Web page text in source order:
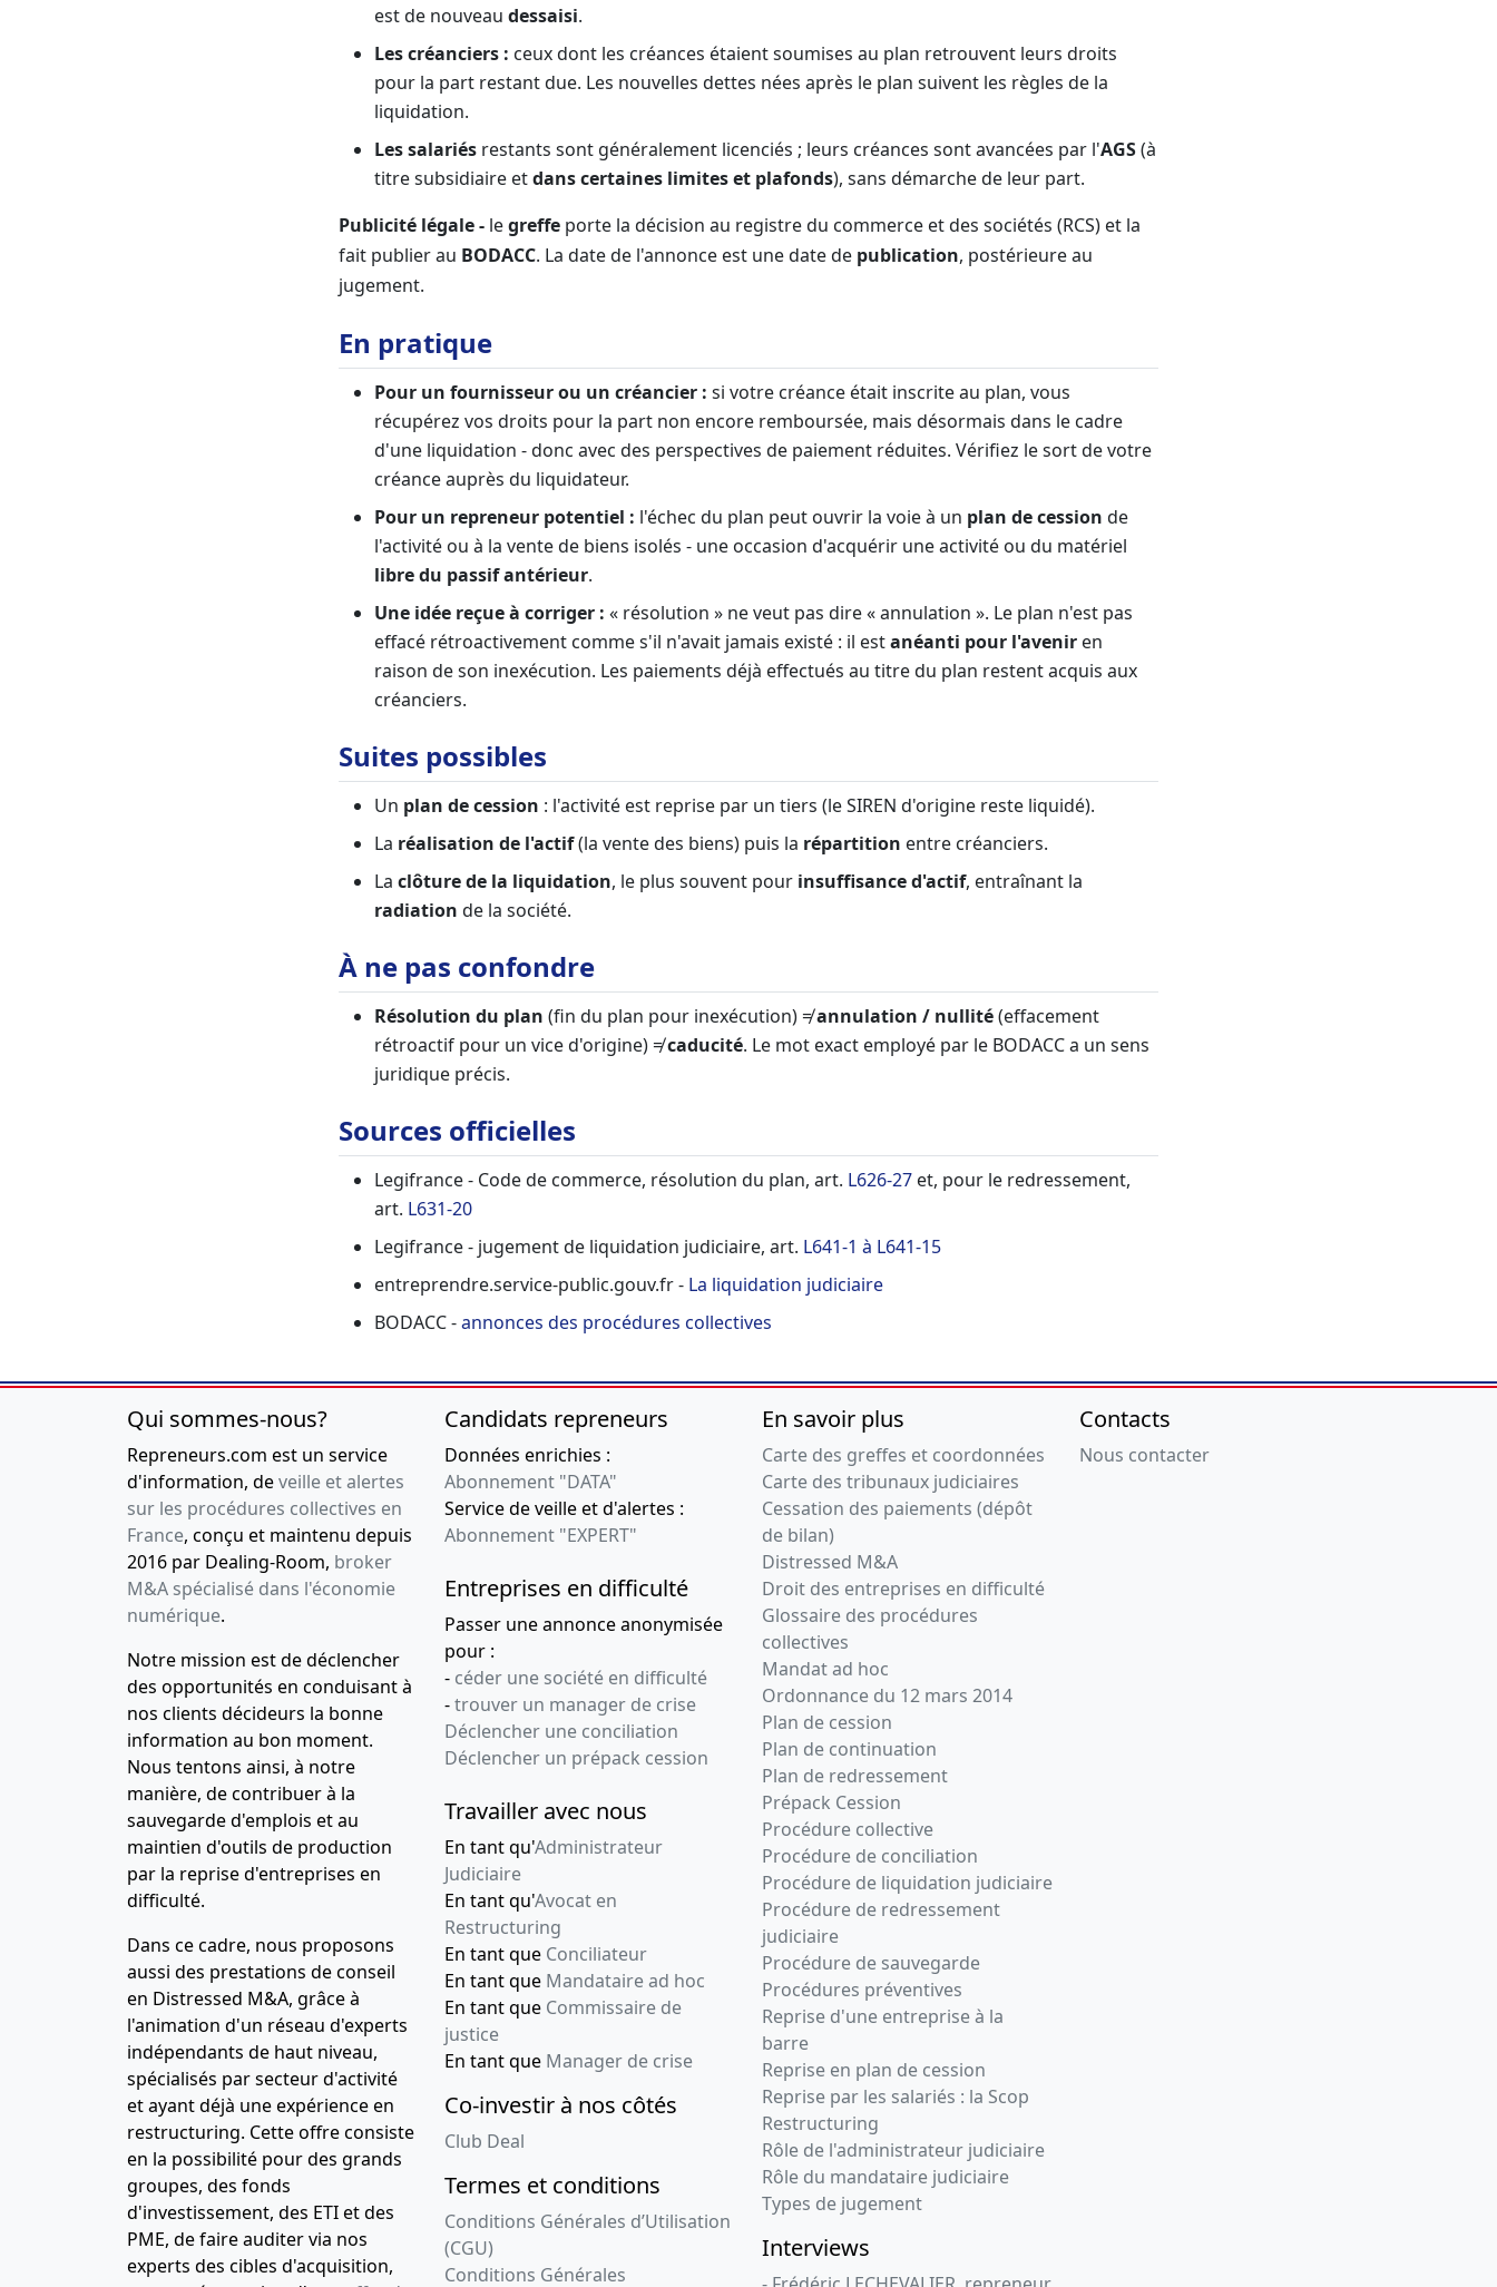
est de nouveau dessaisi.
Les créanciers : ceux dont les créances étaient soumises au plan retrouvent leurs droits
pour la part restant due. Les nouvelles dettes nées après le plan suivent les règles de la
liquidation.
Les salariés restants sont généralement licenciés ; leurs créances sont avancées par l'AGS(à
titre subsidiaire etdans certaines limites et plafonds), sans démarche de leur part.
Publicité légale - legreffe porte la décision au registre du commerce et des sociétés (RCS) et la
fait publier au BODACC. La date de l'annonce est une date de publication, postérieure au
jugement.
En pratique
Pour un fournisseur ou un créancier : si votre créance était inscrite au plan, vous
récupérez vos droits pour la part non encore remboursée, mais désormais dans le cadre
d'une liquidation - donc avec des perspectives de paiement réduites. Vérifiez le sort de votre
créance auprès du liquidateur.
Pour un repreneur potentiel : l'échec du plan peut ouvrir la voie à un plan de cession de
l'activité ou à la vente de biens isolés - une occasion d'acquérir une activité ou du matériel
libre du passif antérieur.
Une idée reçue à corriger : « résolution » ne veut pas dire « annulation ». Le plan n'est pas
effacé rétroactivement comme s'il n'avait jamais existé : il estanéanti pour l'avenir en
raison de son inexécution. Les paiements déjà effectués au titre du plan restent acquis aux
créanciers.
Suites possibles
Un plan de cession : l'activité est reprise par un tiers (le SIREN d'origine reste liquidé).
La réalisation de l'actif(la vente des biens) puis la répartition entre créanciers.
La clôture de la liquidation, le plus souvent pour insuffisance d'actif, entraînant la
radiation de la société.
À ne pas confondre
Résolution du plan (fin du plan pour inexécution) ≠annulation / nullité(effacement
rétroactif pour un vice d'origine) ≠caducité. Le mot exact employé par le BODACC a un sens
juridique précis.
Sources officielles
Legifrance - Code de commerce, résolution du plan, art. L626-27 et, pour le redressement,
art. L631-20
Legifrance - jugement de liquidation judiciaire, art. L641-1 à L641-15
entreprendre.service-public.gouv.fr - La liquidation judiciaire
BODACC -annonces des procédures collectives
Qui sommes-nous?
Repreneurs.com est un service
d'information, deveille et alertes
sur les procédures collectives en
France, conçu et maintenu depuis
2016 par Dealing-Room, broker
M&A spécialisé dans l'économie
numérique.
Notre mission est de déclencher
des opportunités en conduisant à
nos clients décideurs la bonne
information au bon moment.
Nous tentons ainsi, à notre
manière, de contribuer à la
sauvegarde d'emplois et au
maintien d'outils de production
par la reprise d'entreprises en
difficulté.
Dans ce cadre, nous proposons
aussi des prestations de conseil
en Distressed M&A, grâce à
l'animation d'un réseau d'experts
indépendants de haut niveau,
spécialisés par secteur d'activité
et ayant déjà une expérience en
restructuring. Cette offre consiste
en la possibilité pour des grands
groupes, des fonds
d'investissement, des ETI et des
PME, de faire auditer via nos
experts des cibles d'acquisition,
Candidats repreneurs
Données enrichies :
Abonnement "DATA"
Service de veille et d'alertes :
Abonnement "EXPERT"
Entreprises en difficulté
Passer une annonce anonymisée
pour :
- céder une société en difficulté
-trouver un manager de crise
Déclencher une conciliation
Déclencher un prépack cession
Travailler avec nous
En tant qu'Administrateur
Judiciaire
En tant qu'Avocat en
Restructuring
En tant que Conciliateur
En tant que Mandataire ad hoc
En tant que Commissaire de
justice
En tant que Manager de crise
Co-investir à nos côtés
Club Deal
Termes et conditions
Conditions Générales d’Utilisation
(CGU)
Conditions Générales
En savoir plus
Carte des greffes et coordonnées
Carte des tribunaux judiciaires
Cessation des paiements (dépôt
de bilan)
Distressed M&A
Droit des entreprises en difficulté
Glossaire des procédures
collectives
Mandat ad hoc
Ordonnance du 12 mars 2014
Plan de cession
Plan de continuation
Plan de redressement
Prépack Cession
Procédure collective
Procédure de conciliation
Procédure de liquidation judiciaire
Procédure de redressement
judiciaire
Procédure de sauvegarde
Procédures préventives
Reprise d'une entreprise à la
barre
Reprise en plan de cession
Reprise par les salariés : la Scop
Restructuring
Rôle de l'administrateur judiciaire
Rôle du mandataire judiciaire
Types de jugement
Interviews
Contacts
Nous contacter